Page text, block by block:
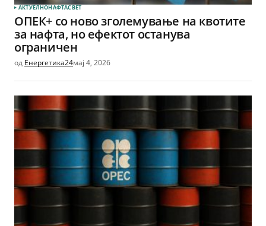
АКТУЕЛНОНАФТАСВЕТ
ОПЕК+ со ново зголемување на квотите
за нафта, но ефектот останува
ограничен
од Енергетика24мај 4, 2026